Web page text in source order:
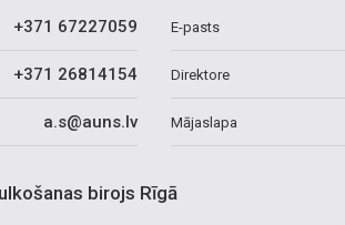
+371 67227059
+371 26814154
a.s@auns.lv
E-pasts
Direktore
Mājaslapa
birojs Rīgā